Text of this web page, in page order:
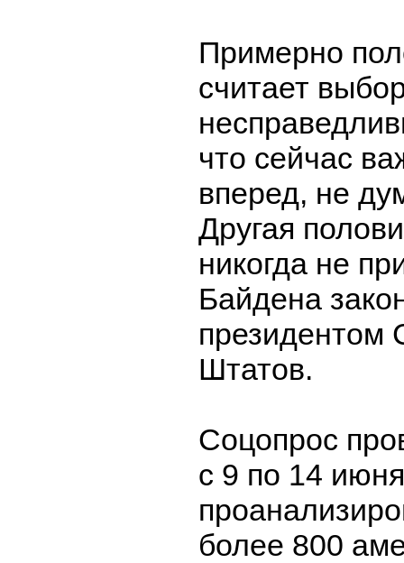
Примерно
считает
что сейчас
вперед, не
Другая
никогда не
Байдена
президентом
Штатов.
Соцопрос
с 9 по 14
более 800